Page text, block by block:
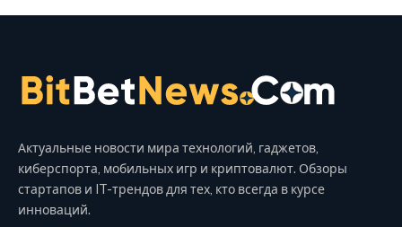
Актуальные новости мира технологий, гаджетов,
киберспорта, мобильных игр и криптовалют. Обзоры
стартапов и IT-трендов для тех, кто всегда в курсе
инноваций.